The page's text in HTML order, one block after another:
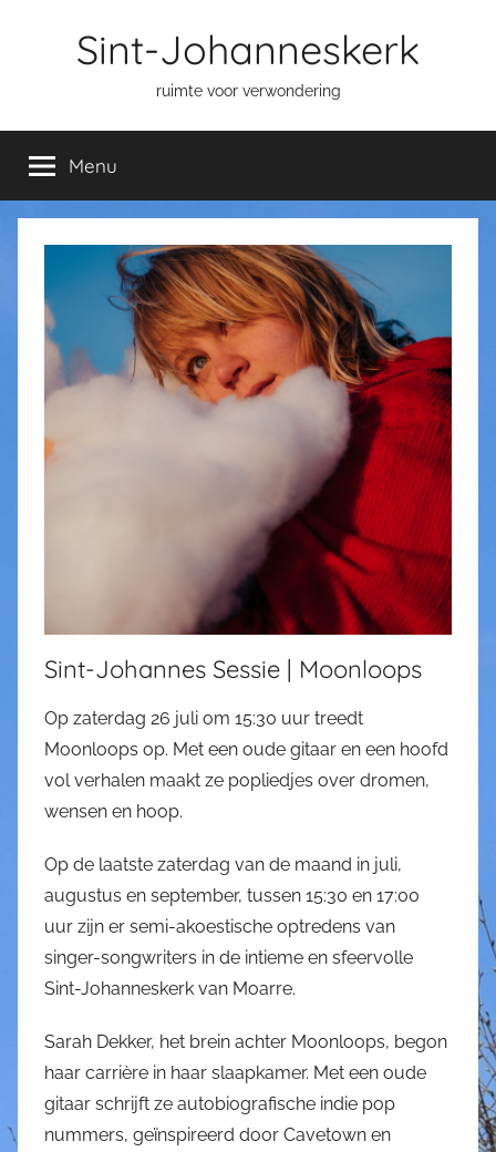
Sint-Johanneskerk
ruimte voor verwondering
Menu
Sint-Johannes Sessie | Moonloops
Op zaterdag 26 juli om 15:30 uur treedt
Moonloops op. Met een oude gitaar en een hoofd
vol verhalen maakt ze popliedjes over dromen,
wensen en hoop.
Op de laatste zaterdag van de maand in juli,
augustus en september, tussen 15:30 en 17:00
uur zijn er semi-akoestische optredens van
singer-songwriters in de intieme en sfeervolle
Sint-Johanneskerk van Moarre.
Sarah Dekker, het brein achter Moonloops, begon
haar carrière in haar slaapkamer. Met een oude
gitaar schrijft ze autobiografische indie pop
nummers, geïnspireerd door Cavetown en